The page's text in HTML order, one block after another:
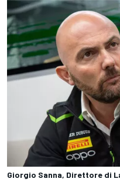
Giorgio Sanna, Direttore di